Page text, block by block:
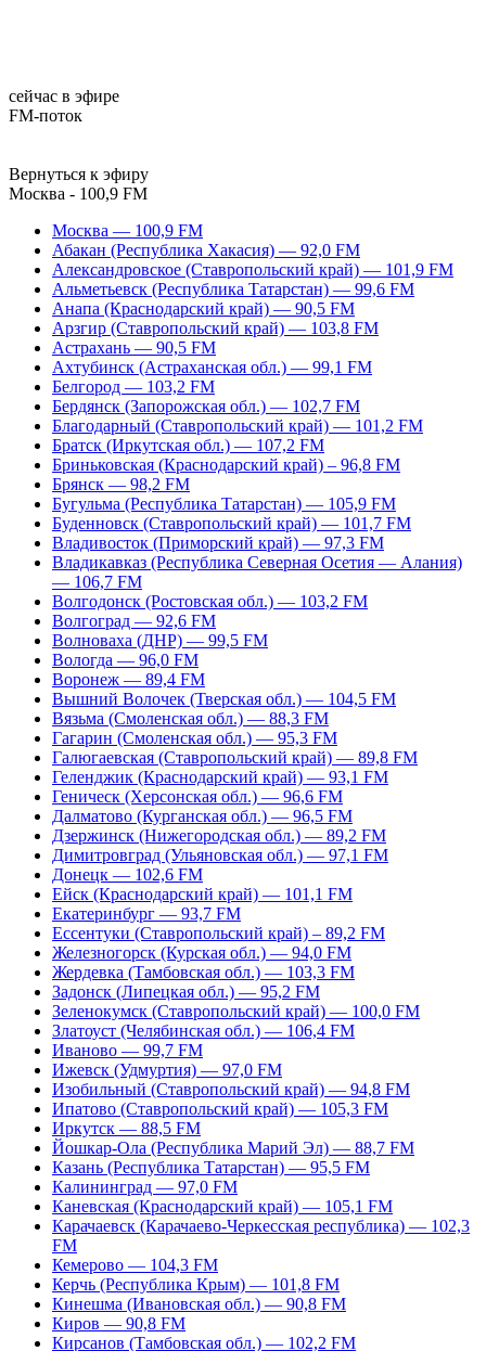
сейчас в эфире
FM-поток
Вернуться к эфиру
Москва - 100,9 FM
Москва — 100,9 FM
Абакан (Республика Хакасия) — 92,0 FM
Александровское (Ставропольский край) — 101,9 FM
Альметьевск (Республика Татарстан) — 99,6 FM
Анапа (Краснодарский край) — 90,5 FM
Арзгир (Ставропольский край) — 103,8 FM
Астрахань — 90,5 FM
Ахтубинск (Астраханская обл.) — 99,1 FM
Белгород — 103,2 FM
Бердянск (Запорожская обл.) — 102,7 FM
Благодарный (Ставропольский край) — 101,2 FM
Братск (Иркутская обл.) — 107,2 FM
Бриньковская (Краснодарский край) – 96,8 FM
Брянск — 98,2 FM
Бугульма (Республика Татарстан) — 105,9 FM
Буденновск (Ставропольский край) — 101,7 FM
Владивосток (Приморский край) — 97,3 FM
Владикавказ (Республика Северная Осетия — Алания)
— 106,7 FM
Волгодонск (Ростовская обл.) — 103,2 FM
Волгоград — 92,6 FM
Волноваха (ДНР) — 99,5 FM
Вологда — 96,0 FM
Воронеж — 89,4 FM
Вышний Волочек (Тверская обл.) — 104,5 FM
Вязьма (Смоленская обл.) — 88,3 FM
Гагарин (Смоленская обл.) — 95,3 FM
Галюгаевская (Ставропольский край) — 89,8 FM
Геленджик (Краснодарский край) — 93,1 FM
Геническ (Херсонская обл.) — 96,6 FM
Далматово (Курганская обл.) — 96,5 FM
Дзержинск (Нижегородская обл.) — 89,2 FM
Димитровград (Ульяновская обл.) — 97,1 FM
Донецк — 102,6 FM
Ейск (Краснодарский край) — 101,1 FM
Екатеринбург — 93,7 FM
Ессентуки (Ставропольский край) – 89,2 FM
Железногорск (Курская обл.) — 94,0 FM
Жердевка (Тамбовская обл.) — 103,3 FM
Задонск (Липецкая обл.) — 95,2 FM
Зеленокумск (Ставропольский край) — 100,0 FM
Златоуст (Челябинская обл.) — 106,4 FM
Иваново — 99,7 FM
Ижевск (Удмуртия) — 97,0 FM
Изобильный (Ставропольский край) — 94,8 FM
Ипатово (Ставропольский край) — 105,3 FM
Иркутск — 88,5 FM
Йошкар-Ола (Республика Марий Эл) — 88,7 FM
Казань (Республика Татарстан) — 95,5 FM
Калининград — 97,0 FM
Каневская (Краснодарский край) — 105,1 FM
Карачаевск (Карачаево-Черкесская республика) — 102,3
FM
Кемерово — 104,3 FM
Керчь (Республика Крым) — 101,8 FM
Кинешма (Ивановская обл.) — 90,8 FM
Киров — 90,8 FM
Кирсанов (Тамбовская обл.) — 102,2 FM